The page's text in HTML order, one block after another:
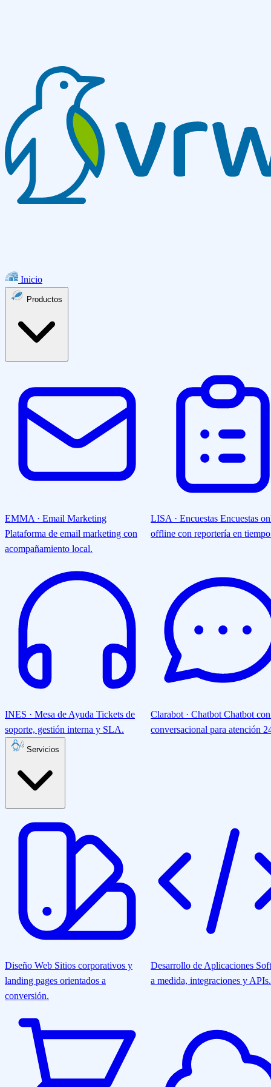
Inicio
EMMA · Email Marketing
Plataforma de email marketing con
acompañamiento local.
LISA · Encuestas Encuestas
offline con reportería en
INES · Mesa de Ayuda Tickets de
soporte, gestión interna y SLA.
Clarabot · Chatbot Chatbot
conversacional para atención
Diseño Web Sitios corporativos y
landing pages orientados a
conversión.
Desarrollo de Aplicaciones
a medida, integraciones y APIs.